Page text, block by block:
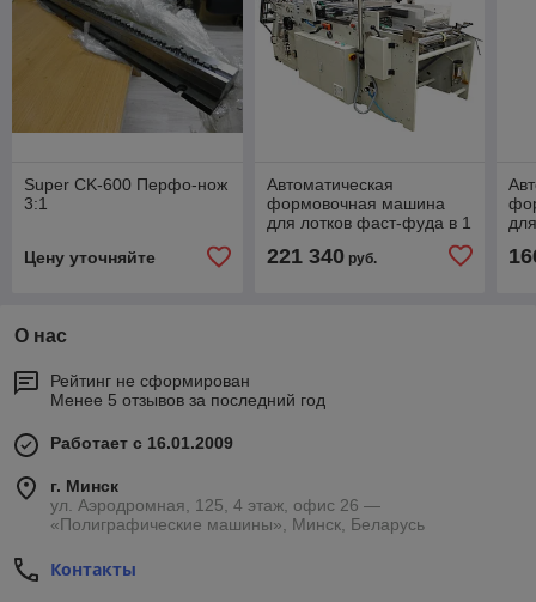
Super CK-600 Перфо-нож
3:1
Цену уточняйте
Автоматическая
формовочная машина
для лотков фаст-фуда в 1
221 340руб.
О нас
Рейтинг не сформирован
Менее 5 отзывов за последний год
Работает с 16.01.2009
г. Минск
ул. Аэродромная, 125, 4 этаж, офис 26 —
«Полиграфические машины», Минск, Беларусь
Контакты